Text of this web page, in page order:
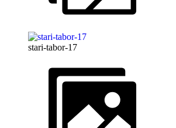
stari-tabor-17